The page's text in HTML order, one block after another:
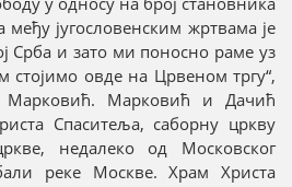
међу југословенским жртвама је
Срба и зато ми поносно раме уз
стојимо овде на Црвеном тргу“,
Марковић. Марковић и Дачић
Спаситеља, саборну цркву
недалеко од Московског
реке Москве. Храм Христа